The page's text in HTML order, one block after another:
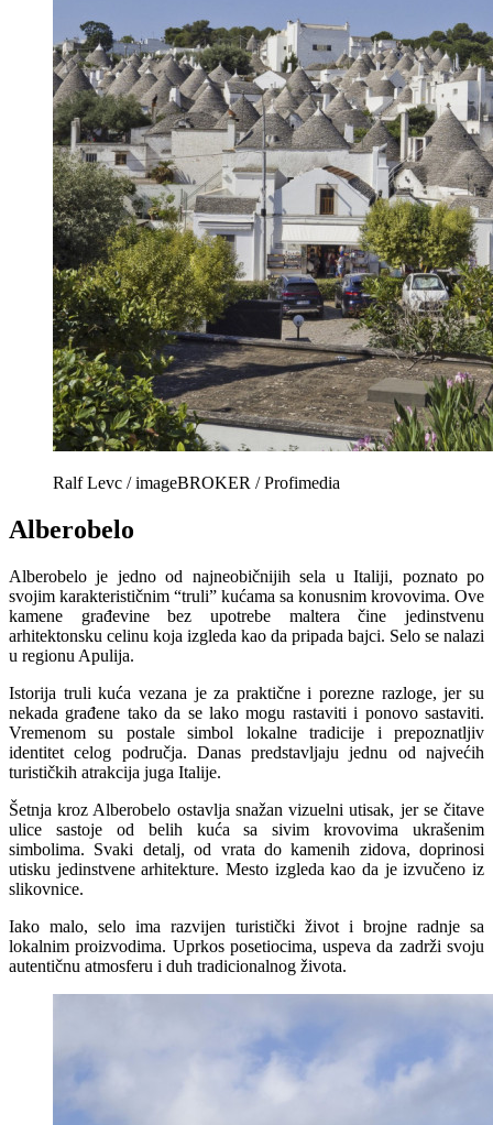
Ralf Levc / imageBROKER / Profimedia
Alberobelo
Alberobelo je jedno od najneobičnijih sela u Italiji, poznato po
svojim karakterističnim “truli” kućama sa konusnim krovovima. Ove
kamene građevine bez upotrebe maltera čine jedinstvenu
arhitektonsku celinu koja izgleda kao da pripada bajci. Selo se nalazi
u regionu Apulija.
Istorija truli kuća vezana je za praktične i porezne razloge, jer su
nekada građene tako da se lako mogu rastaviti i ponovo sastaviti.
Vremenom su postale simbol lokalne tradicije i prepoznatljiv
identitet celog područja. Danas predstavljaju jednu od najvećih
turističkih atrakcija juga Italije.
Šetnja kroz Alberobelo ostavlja snažan vizuelni utisak, jer se čitave
ulice sastoje od belih kuća sa sivim krovovima ukrašenim
simbolima. Svaki detalj, od vrata do kamenih zidova, doprinosi
utisku jedinstvene arhitekture. Mesto izgleda kao da je izvučeno iz
slikovnice.
Iako malo, selo ima razvijen turistički život i brojne radnje sa
lokalnim proizvodima. Uprkos posetiocima, uspeva da zadrži svoju
autentičnu atmosferu i duh tradicionalnog života.